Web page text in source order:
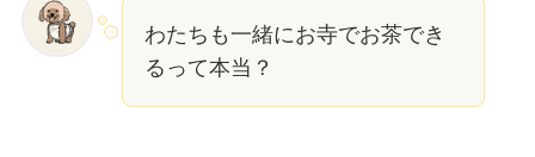
わたちも一緒にお寺でお茶でき
るって本当？